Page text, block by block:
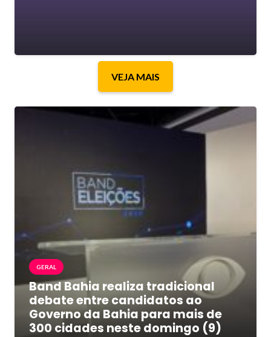
VEJA MAIS
GERAL
Band Bahia realiza tradicional
debate entre candidatos ao
Governo da Bahia para mais de
300 cidades neste domingo (9)